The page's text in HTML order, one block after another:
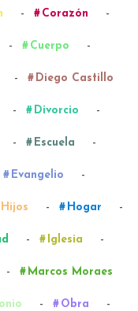
- Corazón -
- Cuerpo -
- Diego Castillo
- Divorcio -
- Escuela -
Evangelio -
Hijos - Hogar -
- Iglesia -
- Marcos Moraes
- Obra -